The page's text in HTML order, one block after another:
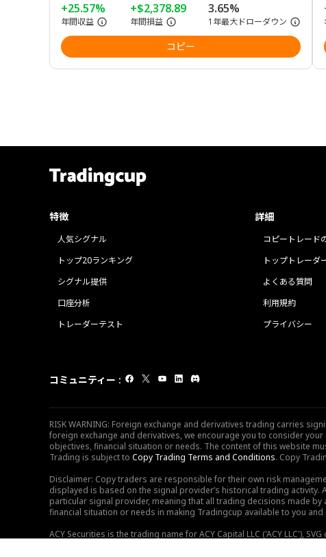
+25.57%
年間収益
+$2,378.89
年間損益
3.65%
1年最大ドローダウン
コピー
特徴
人気シグナル
トップ20ランキング
シグナル提供
口座分析
トレーダーテスト
詳細
コピートレード
トップトレーダ
よくある質問
利用規約
プライバシー
コミュニティー :
RISK WARNING: Foreign exchange and derivatives trading carries
foreign exchange and derivatives, we encourage you to consider
objectives, financial situation or needs. The content of this website
Trading is subject to Copy Trading Terms and Conditions. Copy
Disclaimer: Copy traders are responsible for their own risk
displayed is based on the signal provider’s historical trading activity.
particular signal provider, meaning that all trading decisions made
financial situation or needs in making Tradingcup available to you
ACY Securities is the trading name for ACY Capital LLC ('ACY LLC'),